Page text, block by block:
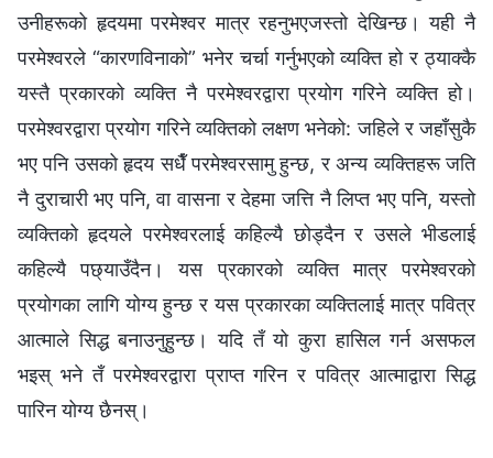
उनीहरूको हृदयमा परमेश्‍वर मात्र रहनुभएजस्तो देखिन्छ। यही नै
परमेश्‍वरले “कारणविनाको” भनेर चर्चा गर्नुभएको व्यक्ति हो र ठ्याक्‍कै
यस्तै प्रकारको व्यक्ति नै परमेश्‍वरद्वारा प्रयोग गरिने व्यक्ति हो।
परमेश्‍वरद्वारा प्रयोग गरिने व्यक्तिको लक्षण भनेको: जहिले र जहाँसुकै
भए पनि उसको हृदय सधैँ परमेश्‍वरसामु हुन्छ, र अन्य व्यक्तिहरू जति
नै दुराचारी भए पनि, वा वासना र देहमा जत्ति नै लिप्त भए पनि, यस्तो
व्यक्तिको हृदयले परमेश्‍वरलाई कहिल्यै छोड्दैन र उसले भीडलाई
कहिल्यै पछ्याउँदैन। यस प्रकारको व्यक्ति मात्र परमेश्‍वरको
प्रयोगका लागि योग्य हुन्छ र यस प्रकारका व्यक्तिलाई मात्र पवित्र
आत्माले सिद्ध बनाउनुहुन्छ। यदि तँ यो कुरा हासिल गर्न असफल
भइस् भने तँ परमेश्‍वरद्वारा प्राप्त गरिन र पवित्र आत्माद्वारा सिद्ध
पारिन योग्य छैनस्।